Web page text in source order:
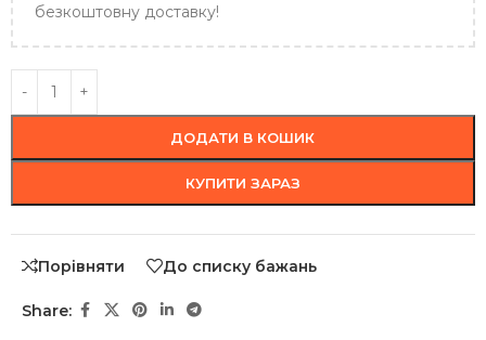
безкоштовну доставку!
ДОДАТИ В КОШИК
КУПИТИ ЗАРАЗ
Порівняти До списку бажань
Share: